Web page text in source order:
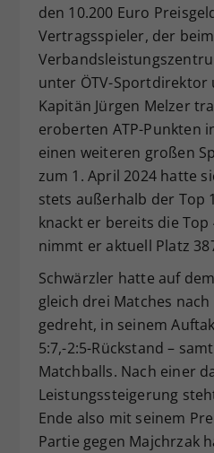
den 10.200 Euro
Vertragsspieler, der beim
unter ÖTV-Sportdirektor
Kapitän Jürgen Melzer
eroberten ATP-Punkten
einen weiteren großen
zum 1. April 2024 hatte
stets außerhalb der Top
knackt er bereits die Top
nimmt er aktuell Platz
Schwärzler hatte auf
gleich drei Matches
gedreht, in seinem
5:7,-2:5-Rückstand –
Matchballs. Nach einer
Leistungssteigerung
Ende also mit seinem
Partie gegen Majchrzak